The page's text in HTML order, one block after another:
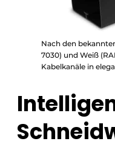
Nach den
7030) und Weiß
Kabelkanäle in